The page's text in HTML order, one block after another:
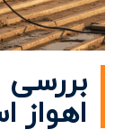
اهواز